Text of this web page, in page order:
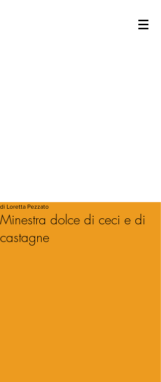
Minestra dolce di ceci e di
castagne
di Loretta Pezzato